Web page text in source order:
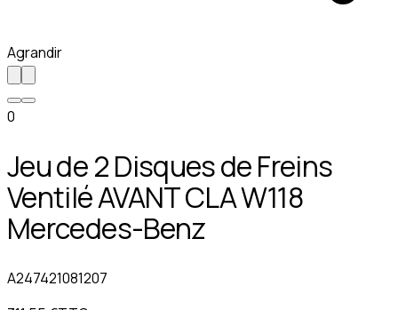
Agrandir
0
Jeu de 2 Disques de Freins
Ventilé AVANT CLA W118
Mercedes-Benz
A247421081207